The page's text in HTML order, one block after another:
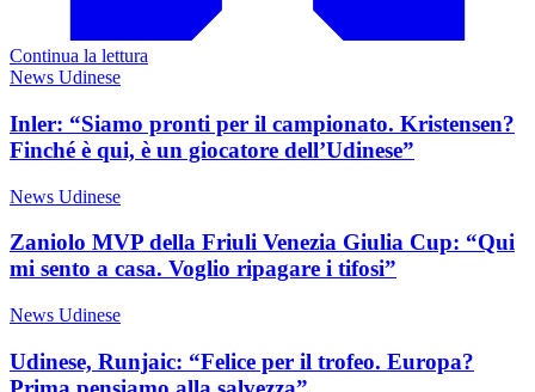
Continua la lettura
News Udinese
Inler: “Siamo pronti per il campionato. Kristensen?
Finché è qui, è un giocatore dell’Udinese”
News Udinese
Zaniolo MVP della Friuli Venezia Giulia Cup: “Qui
mi sento a casa. Voglio ripagare i tifosi”
News Udinese
Udinese, Runjaic: “Felice per il trofeo. Europa?